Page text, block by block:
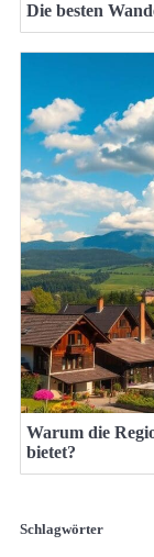
Die besten
Warum die
bietet?
Schlagwörter